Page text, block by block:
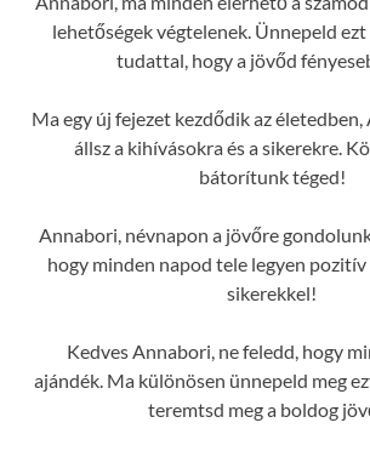
lehetőségek végtelenek. Ünnepeld ezt
tudattal, hogy a jövőd
Ma egy új fejezet kezdődik az életedben,
állsz a kihívásokra és a sikerekre.
bátorítunk téged!
Annabori, névnapon a jövőre
hogy minden napod tele legyen
sikerekkel!
Kedves Annabori, ne feledd, hogy
ajándék. Ma különösen ünnepeld meg
teremtsd meg a boldog